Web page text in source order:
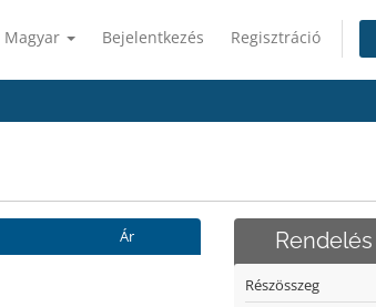
Magyar Bejelentkezés Regisztráció
Ár
Részösszeg